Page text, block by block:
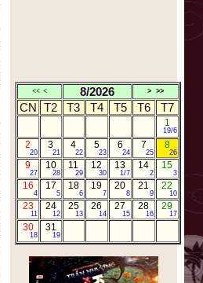
TÂY BẮC
ANH BA SÀM TÁI NGỘ
BẢN TIN CỦA TTX VIỆT
TRẦN NHƯƠNG.COM
10TRUYỆN NGẮN CỰC
NGẮN CỰC HAY
CÁ THÁNG TƯ
NHÂN THỂ DỮ TÂM KINH
(人体与心泾)
<< < 8/2026 > >>
CN T2 T3 T4 T5 T6 T7
1
19/6
2
20
3
21
4
22
5
23
6
24
7
25
8
26
9
27
10
28
11
29
12
30
13
1/7
14
2
15
3
16
4
17
5
18
6
19
7
20
8
21
9
22
10
23
11
24
12
25
13
26
14
27
15
28
16
29
17
30
18
31
19